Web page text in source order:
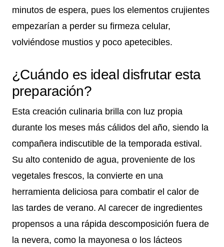
minutos de espera, pues los elementos crujientes
empezarían a perder su firmeza celular,
volviéndose mustios y poco apetecibles.
¿Cuándo es ideal disfrutar esta
preparación?
Esta creación culinaria brilla con luz propia
durante los meses más cálidos del año, siendo la
compañera indiscutible de la temporada estival.
Su alto contenido de agua, proveniente de los
vegetales frescos, la convierte en una
herramienta deliciosa para combatir el calor de
las tardes de verano. Al carecer de ingredientes
propensos a una rápida descomposición fuera de
la nevera, como la mayonesa o los lácteos